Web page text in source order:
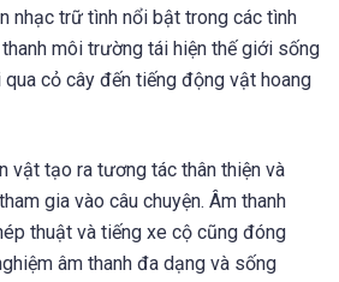
nhạc trữ tình nổi bật trong các tình
môi trường tái hiện thế giới sống
cỏ cây đến tiếng động vật hoang
vật tạo ra tương tác thân thiện và
gia vào câu chuyện. Âm thanh
thuật và tiếng xe cộ cũng đóng
âm thanh đa dạng và sống